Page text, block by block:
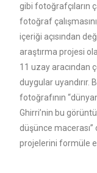
gibi fotoğrafçıların
fotoğraf
içeriği açısından
araştırma projesi
11 uzay aracından
duygular uyandırır.
fotoğrafının
Ghirri’nin bu
düşünce
projelerini formüle